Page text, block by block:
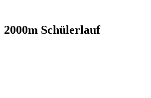
2000m Schülerlauf